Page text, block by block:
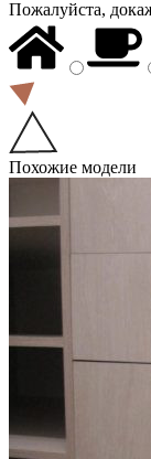
Пожалуйста,
Похожие модели